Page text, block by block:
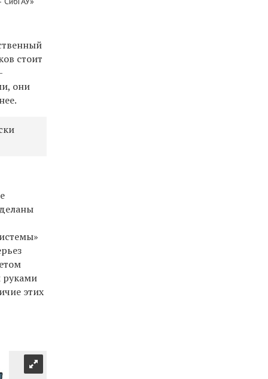
стоит
они
руками
этих